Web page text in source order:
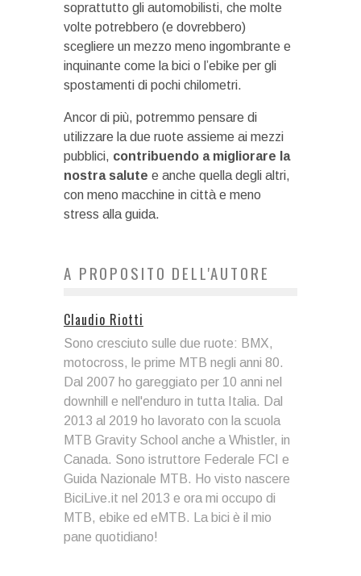
soprattutto gli automobilisti, che molte
volte potrebbero (e dovrebbero)
scegliere un mezzo meno ingombrante e
inquinante come la bici o l’ebike per gli
spostamenti di pochi chilometri.
Ancor di più, potremmo pensare di
utilizzare la due ruote assieme ai mezzi
pubblici, contribuendo a migliorare la
nostra salute e anche quella degli altri,
con meno macchine in città e meno
stress alla guida.
A PROPOSITO DELL'AUTORE
Claudio Riotti
Sono cresciuto sulle due ruote: BMX,
motocross, le prime MTB negli anni 80.
Dal 2007 ho gareggiato per 10 anni nel
downhill e nell'enduro in tutta Italia. Dal
2013 al 2019 ho lavorato con la scuola
MTB Gravity School anche a Whistler, in
Canada. Sono istruttore Federale FCI e
Guida Nazionale MTB. Ho visto nascere
BiciLive.it nel 2013 e ora mi occupo di
MTB, ebike ed eMTB. La bici è il mio
pane quotidiano!